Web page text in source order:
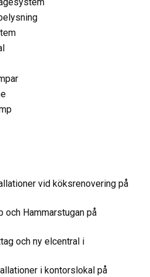
vid köksrenovering på
och Hammarstugan på
och ny elcentral i
i kontorslokal på